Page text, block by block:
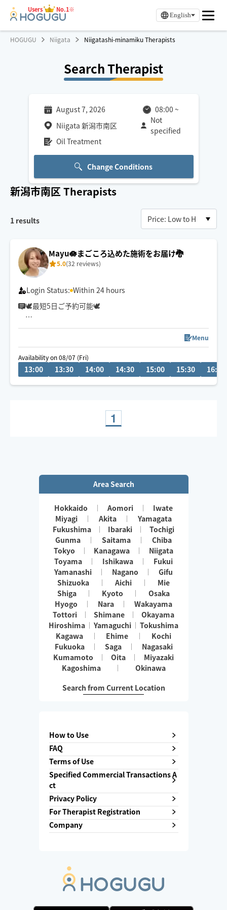
Users No.1※
English
HOGUGU Niigata Niigatashi-minamiku Therapists
Search Therapist
August 7, 2026 08:00 ~
Niigata 新潟市南区
Not
specified
Oil Treatment
Change Conditions
新潟市南区Therapists
1 results
Mayu🪷まごころ込めた施術をお届け🐉
5.0(32 reviews)
Login Status: Within 24 hours
🕊最短5日ご予約可能🕊
冷やかしチャットが多い為
ご質問等は1度ご予約リクエストしていただいた後にお願
いします🙏
⚠️予約はご希望日の当日13時までに
そんな方は【もみほぐし×オイル】が
Menu
Availability on 08/07 (Fri)
13:00 13:30 14:00 14:30 15:00 15:30 16:00
1
Area Search
Hokkaido Aomori
Iwate
Miyagi
Akita
Yamagata
Fukushima
Ibaraki
Tochigi
Gunma
Saitama
Chiba
Tokyo
Kanagawa
Niigata
Toyama
Ishikawa
Fukui
Yamanashi
Nagano
Gifu
Shizuoka
Aichi
Mie
Shiga
Kyoto
Osaka
Hyogo
Nara
Wakayama
Tottori
Shimane
Okayama
Hiroshima
Yamaguchi
Tokushima
Kagawa
Ehime
Kochi
Fukuoka
Saga
Nagasaki
Kumamoto
Oita
Miyazaki
Kagoshima
Okinawa
Search from Current Location
How to Use
FAQ
Terms of Use
Specified Commercial Transactions A
ct
Privacy Policy
For Therapist Registration
Company